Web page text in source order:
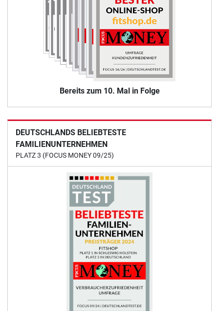
Bereits zum 10. Mal in Folge
DEUTSCHLANDS BELIEBTESTE
FAMILIENUNTERNEHMEN
PLATZ 3 (FOCUS MONEY 09/25)